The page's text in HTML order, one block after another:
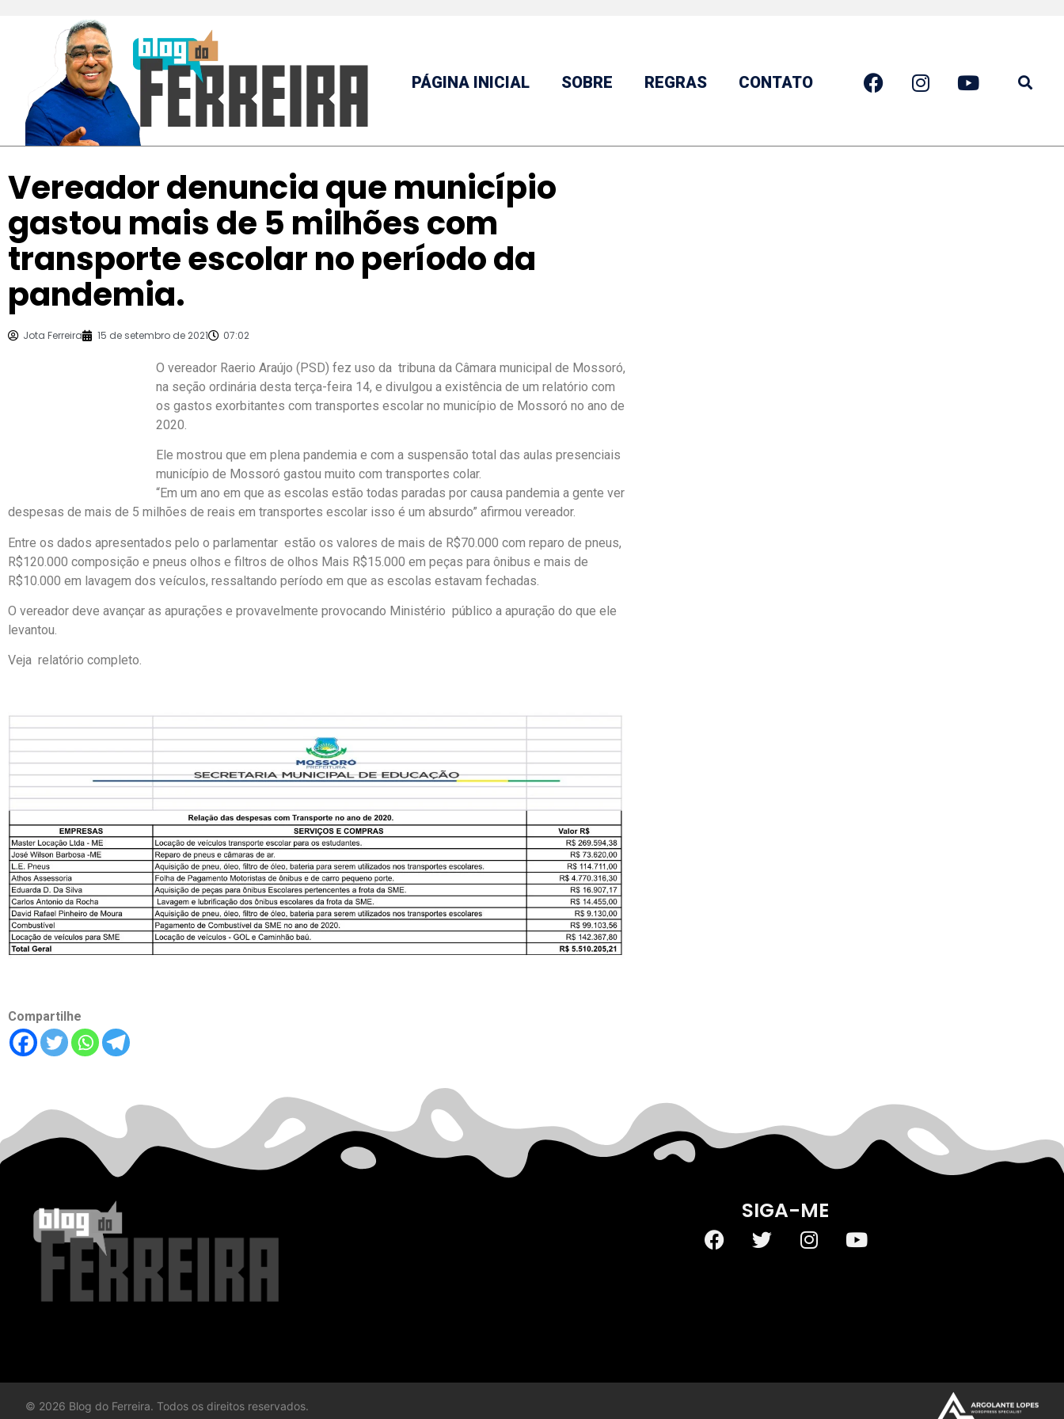
PÁGINA INICIAL SOBRE REGRAS CONTATO
Vereador denuncia que município
gastou mais de 5 milhões com
transporte escolar no período da
pandemia.
Jota Ferreira 15 de setembro de 2021 07:02
O vereador Raerio Araújo (PSD) fez uso da tribuna da Câmara municipal de Mossoró,
na seção ordinária desta terça-feira 14, e divulgou a existência de um relatório com
os gastos exorbitantes com transportes escolar no município de Mossoró no ano de
2020.
Ele mostrou que em plena pandemia e com a suspensão total das aulas presenciais
município de Mossoró gastou muito com transportes colar.
“Em um ano em que as escolas estão todas paradas por causa pandemia a gente ver
despesas de mais de 5 milhões de reais em transportes escolar isso é um absurdo” afirmou vereador.
Entre os dados apresentados pelo o parlamentar estão os valores de mais de R$70.000 com reparo de pneus,
R$120.000 composição e pneus olhos e filtros de olhos Mais R$15.000 em peças para ônibus e mais de
R$10.000 em lavagem dos veículos, ressaltando período em que as escolas estavam fechadas.
O vereador deve avançar as apurações e provavelmente provocando Ministério público a apuração do que ele
levantou.
Veja relatório completo.
Compartilhe
SIGA-ME
© 2026 Blog do Ferreira. Todos os direitos reservados.